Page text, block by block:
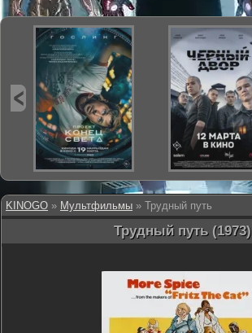
KINOGO » Мультфильмы » Трудный путь
Трудный путь (1973)